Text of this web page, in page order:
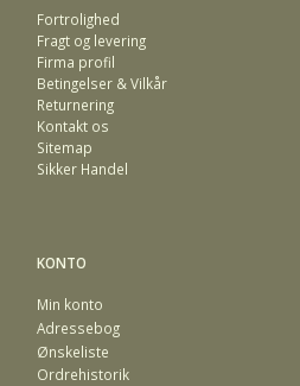
Fortrolighed
Fragt og levering
Firma profil
Betingelser & Vilkår
Returnering
Kontakt os
Sitemap
Sikker Handel
KONTO
Min konto
Adressebog
Ønskeliste
Ordrehistorik